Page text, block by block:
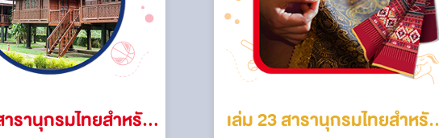
ารานุกรมไทยสำหรับ
เล่ม 23 สารานุกรมไทยสำหรับ